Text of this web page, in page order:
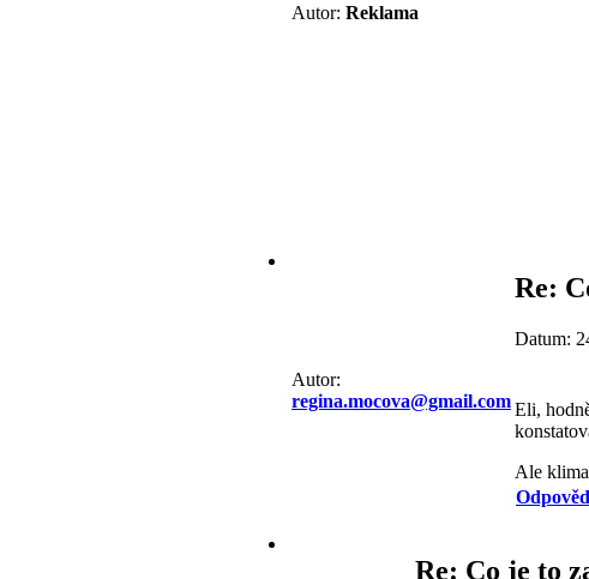
Autor: Reklama
Autor:
regina.mocova@gmail.com
Re:
Datum:
Eli,
Ale
Re: Co je to